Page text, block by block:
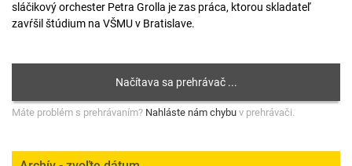
sláčikový orchester Petra Grolla je zas práca, ktorou skladateľ
zavŕšil štúdium na VŠMU v Bratislave.
Máte problém s prehrávaním? Nahláste nám chybu v prehrávači.